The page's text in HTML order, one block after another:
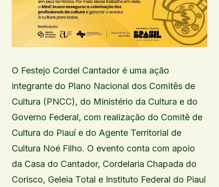
O Festejo Cordel Cantador é uma ação
integrante do Plano Nacional dos Comitês de
Cultura (PNCC), do Ministério da Cultura e do
Governo Federal, com realização do Comitê de
Cultura do Piauí e do Agente Territorial de
Cultura Noé Filho. O evento conta com apoio
da Casa do Cantador, Cordelaria Chapada do
Corisco, Geleia Total e Instituto Federal do Piauí